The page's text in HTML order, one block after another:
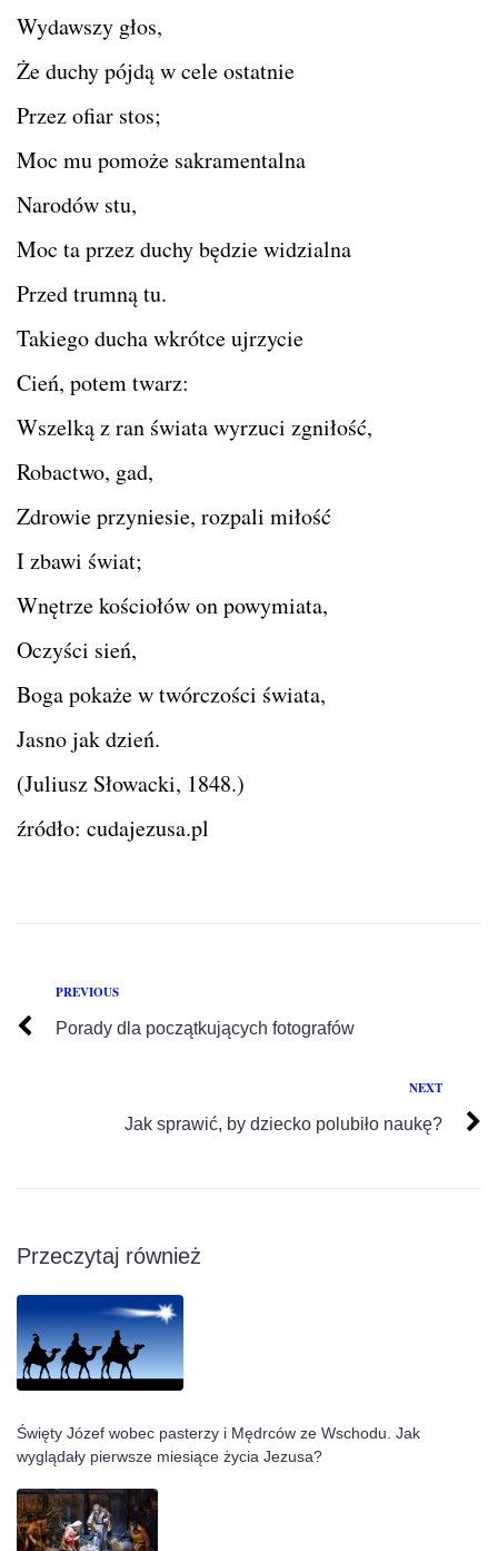
Wydawszy głos,
Że duchy pójdą w cele ostatnie
Przez ofiar stos;
Moc mu pomoże sakramentalna
Narodów stu,
Moc ta przez duchy będzie widzialna
Przed trumną tu.
Takiego ducha wkrótce ujrzycie
Cień, potem twarz:
Wszelką z ran świata wyrzuci zgniłość,
Robactwo, gad,
Zdrowie przyniesie, rozpali miłość
I zbawi świat;
Wnętrze kościołów on powymiata,
Oczyści sień,
Boga pokaże w twórczości świata,
Jasno jak dzień.
(Juliusz Słowacki, 1848.)
źródło: cudajezusa.pl
PREVIOUS
Porady dla początkujących fotografów
NEXT
Jak sprawić, by dziecko polubiło naukę?
Przeczytaj również
Święty Józef wobec pasterzy i Mędrców ze Wschodu. Jak
wyglądały pierwsze miesiące życia Jezusa?